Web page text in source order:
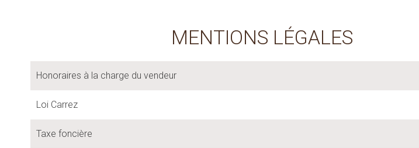
MENTIONS LÉGALES
Honoraires à la charge du vendeur
Loi Carrez
Taxe foncière